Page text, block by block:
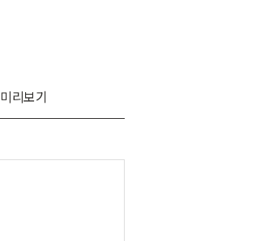
미리보기